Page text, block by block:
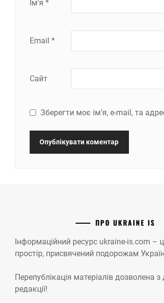
Ім'я *
Email *
Сайт
Зберегти моє ім'я, e-mail, та
ПРО UKRAINE IS
Інформаційний ресурс ukraine-is.com –
простір, присвячений подорожам
Перепублікація матеріалів дозволена
редакції!